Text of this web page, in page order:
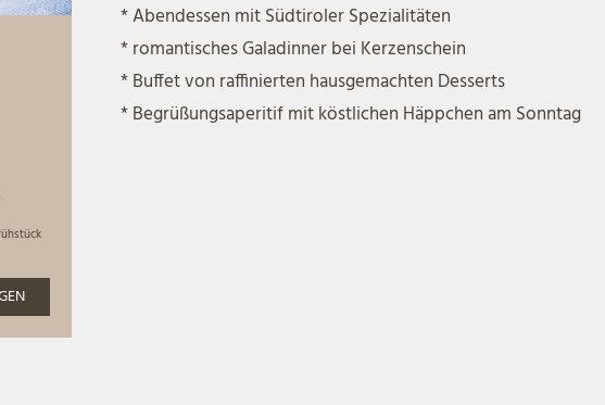
* Abendessen mit Südtiroler Spezialitäten
* romantisches Galadinner bei Kerzenschein
* Buffet von raffinierten hausgemachten Desserts
* Begrüßungsaperitif mit köstlichen Häppchen am Sonntag